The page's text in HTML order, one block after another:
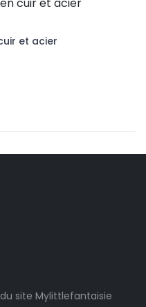
et acier
site Mylittlefantaisie